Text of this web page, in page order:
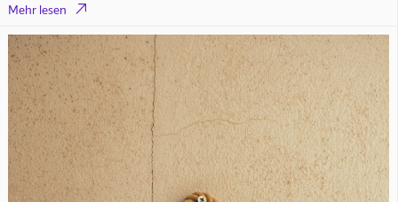
Mehr lesen 